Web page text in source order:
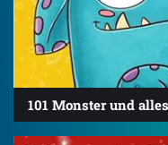
101 Monster und